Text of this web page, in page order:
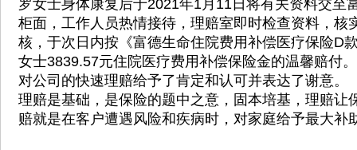
罗女士身体康复后于2021年1月11日将有关资料交至
柜面，工作人员热情接待，理赔室即时检查资料，核
核，于次日内按《富德生命住院费用补偿医疗保险D
女士3839.57元住院医疗费用补偿保险金的温馨赔付
对公司的快速理赔给予了肯定和认可并表达了谢意。
理赔是基础，是保险的题中之意，固本培基，理赔让
赔就是在客户遭遇风险和疾病时，对家庭给予最大补